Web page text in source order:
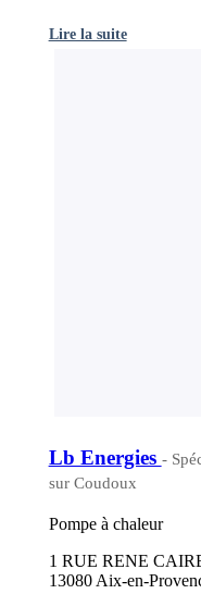
Lire la suite
Lb Energies -
sur Coudoux
Pompe à chaleur
1 RUE RENE
13080 Aix-en-